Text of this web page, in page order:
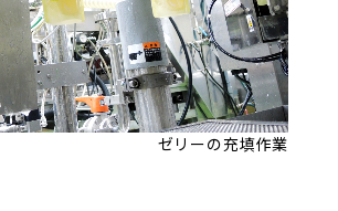
ゼリーの充填作業